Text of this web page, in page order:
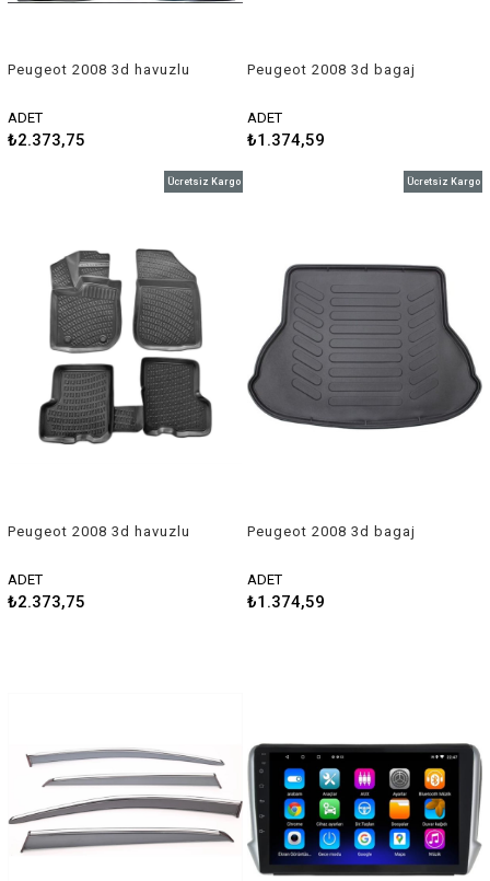
Peugeot 2008 3d havuzlu
ADET
₺2.373,75
Peugeot 2008 3d bagaj
ADET
₺1.374,59
Peugeot 2008 3d havuzlu
ADET
₺2.373,75
Ücretsiz Kargo
Peugeot 2008 3d bagaj
ADET
₺1.374,59
Ücretsiz Kargo